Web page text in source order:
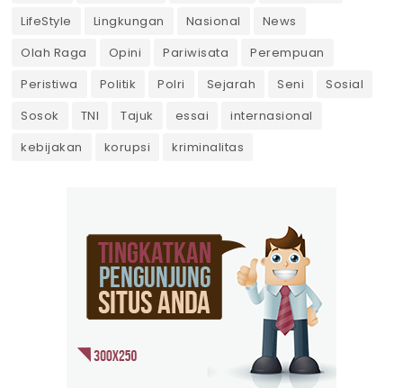
LifeStyle
Lingkungan Nasional
News
Olah Raga
Opini Pariwisata
Perempuan
Peristiwa
Politik Polri Sejarah Seni
Sosial
Sosok
TNI Tajuk essai
internasional
kebijakan
korupsi kriminalitas